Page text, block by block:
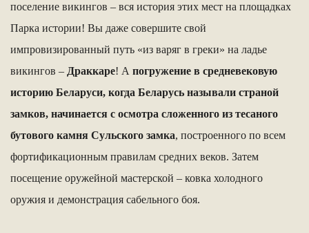
поселение викингов – вся история этих мест на площадках
Парка истории! Вы даже совершите свой
импровизированный путь «из варяг в греки» на ладье
викингов – Драккаре! А погружение в средневековую
историю Беларуси, когда Беларусь называли страной
замков, начинается с осмотра сложенного из тесаного
бутового камня Сульского замка, построенного по всем
фортификационным правилам средних веков. Затем
посещение оружейной мастерской – ковка холодного
оружия и демонстрация сабельного боя.